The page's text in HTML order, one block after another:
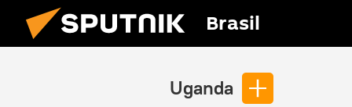
Brasil
Uganda